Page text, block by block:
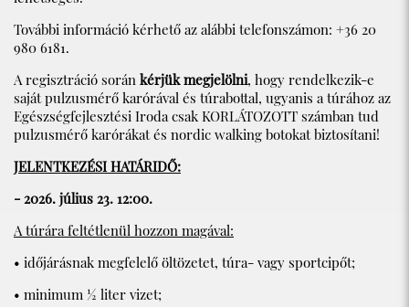
További információ kérhető az alábbi telefonszámon: +36 20
980 6181.
A regisztráció során kérjük megjelölni, hogy rendelkezik-e
saját pulzusmérő karórával és túrabottal, ugyanis a túrához az
Egészségfejlesztési Iroda csak KORLÁTOZOTT számban tud
pulzusmérő karórákat és nordic walking botokat biztosítani!
JELENTKEZÉSI HATÁRIDŐ:
- 2026. július 23. 12:00.
A túrára feltétlenül hozzon magával:
• időjárásnak megfelelő öltözetet, túra- vagy sportcipőt;
• minimum ½ liter vizet;